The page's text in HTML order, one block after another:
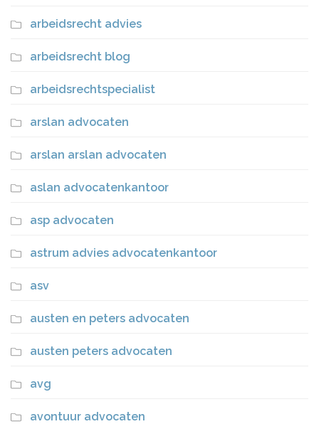
arbeidsrecht advies
arbeidsrecht blog
arbeidsrechtspecialist
arslan advocaten
arslan arslan advocaten
aslan advocatenkantoor
asp advocaten
astrum advies advocatenkantoor
asv
austen en peters advocaten
austen peters advocaten
avg
avontuur advocaten